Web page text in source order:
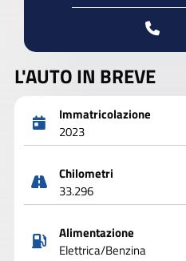
L'AUTO IN BREVE
Immatricolazione
2023
Chilometri
33.296
Alimentazione
Elettrica/Benzina